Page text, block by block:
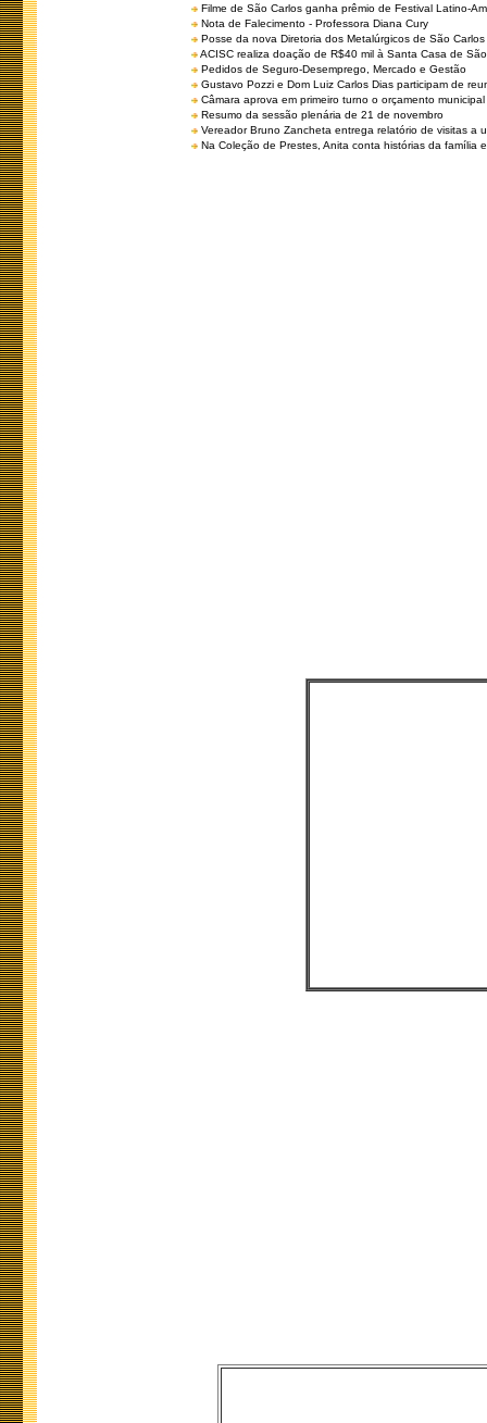
Filme de São Carlos ganha prêmio de Festival Latino-
Nota de Falecimento - Professora Diana Cury
Posse da nova Diretoria dos Metalúrgicos de São
ACISC realiza doação de R$40 mil à Santa Casa de
Pedidos de Seguro-Desemprego, Mercado e Gestão
Gustavo Pozzi e Dom Luiz Carlos Dias participam de
Câmara aprova em primeiro turno o orçamento
Resumo da sessão plenária de 21 de novembro
Vereador Bruno Zancheta entrega relatório de visitas a
Na Coleção de Prestes, Anita conta histórias da família